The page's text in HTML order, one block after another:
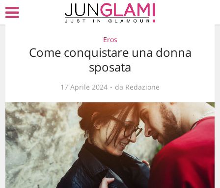
Eros
Come conquistare una donna
sposata
17 Aprile 2024 da Redazione